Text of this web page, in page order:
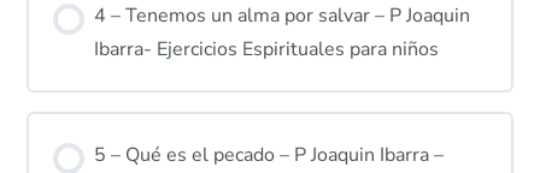
4 – Tenemos un alma por salvar – P Joaquin
Ibarra- Ejercicios Espirituales para niños
5 – Qué es el pecado – P Joaquin Ibarra –